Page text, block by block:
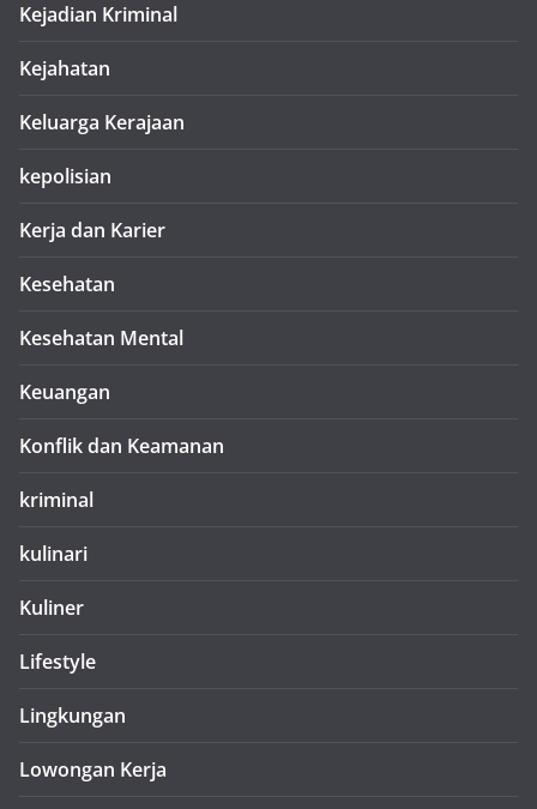
Kejadian Kriminal
Kejahatan
Keluarga Kerajaan
kepolisian
Kerja dan Karier
Kesehatan
Kesehatan Mental
Keuangan
Konflik dan Keamanan
kriminal
kulinari
Kuliner
Lifestyle
Lingkungan
Lowongan Kerja